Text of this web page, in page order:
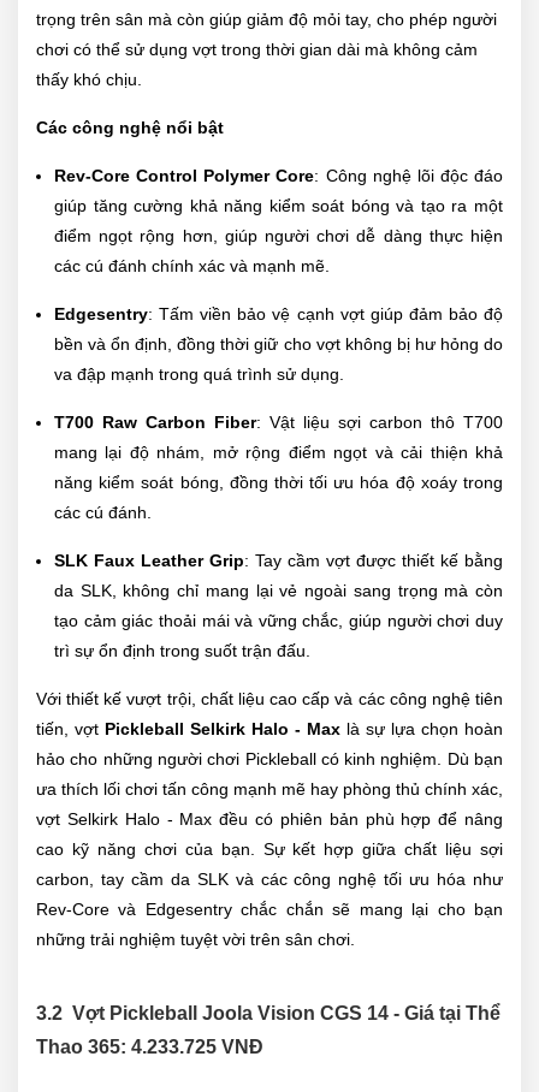
trọng trên sân mà còn giúp giảm độ mỏi tay, cho phép người
chơi có thể sử dụng vợt trong thời gian dài mà không cảm
thấy khó chịu.
Các công nghệ nổi bật
Rev-Core Control Polymer Core: Công nghệ lõi độc đáo
giúp tăng cường khả năng kiểm soát bóng và tạo ra một
điểm ngọt rộng hơn, giúp người chơi dễ dàng thực hiện
các cú đánh chính xác và mạnh mẽ.
Edgesentry: Tấm viền bảo vệ cạnh vợt giúp đảm bảo độ
bền và ổn định, đồng thời giữ cho vợt không bị hư hỏng do
va đập mạnh trong quá trình sử dụng.
T700 Raw Carbon Fiber: Vật liệu sợi carbon thô T700
mang lại độ nhám, mở rộng điểm ngọt và cải thiện khả
năng kiểm soát bóng, đồng thời tối ưu hóa độ xoáy trong
các cú đánh.
SLK Faux Leather Grip: Tay cầm vợt được thiết kế bằng
da SLK, không chỉ mang lại vẻ ngoài sang trọng mà còn
tạo cảm giác thoải mái và vững chắc, giúp người chơi duy
trì sự ổn định trong suốt trận đấu.
Với thiết kế vượt trội, chất liệu cao cấp và các công nghệ tiên
tiến, vợt Pickleball Selkirk Halo - Max là sự lựa chọn hoàn
hảo cho những người chơi Pickleball có kinh nghiệm. Dù bạn
ưa thích lối chơi tấn công mạnh mẽ hay phòng thủ chính xác,
vợt Selkirk Halo - Max đều có phiên bản phù hợp để nâng
cao kỹ năng chơi của bạn. Sự kết hợp giữa chất liệu sợi
carbon, tay cầm da SLK và các công nghệ tối ưu hóa như
Rev-Core và Edgesentry chắc chắn sẽ mang lại cho bạn
những trải nghiệm tuyệt vời trên sân chơi.
3.2 Vợt Pickleball Joola Vision CGS 14 - Giá tại Thể
Thao 365: 4.233.725 VNĐ